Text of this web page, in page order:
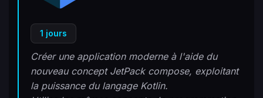
1 jours
Créer une application moderne à l'aide du
nouveau concept JetPack compose, exploitant
la puissance du langage Kotlin.